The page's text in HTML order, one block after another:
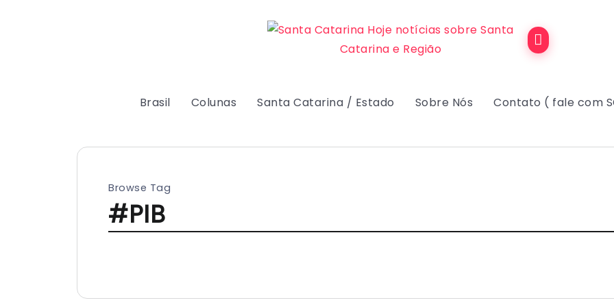
Brasil Colunas Santa Catarina / Estado Sobre Nós Contato ( fale com
Browse Tag
#PIB